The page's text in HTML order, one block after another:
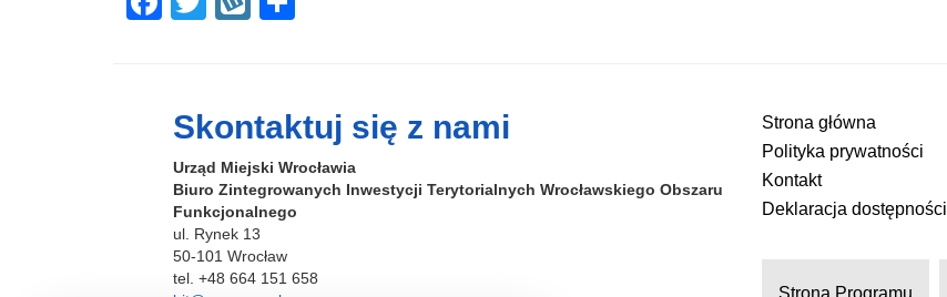
e
b
o
o
k
p
e
Skontaktuj się z nami
Urząd Miejski Wrocławia
Biuro Zintegrowanych Inwestycji Terytorialnych Wrocławskiego Obszaru
Funkcjonalnego
ul. Rynek 13
50-101 Wrocław
tel. +48 664 151 658
Strona główna
Polityka prywatności
Kontakt
Deklaracja dostępności
Strona Programu